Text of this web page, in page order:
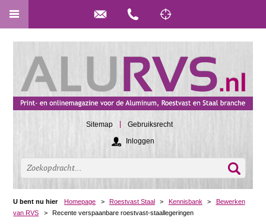
Sitemap
Gebruiksrecht
Inloggen
U bent nu hier Homepage > Roestvast Staal > Kennisbank >
Bewerken
van RVS
> Recente verspaanbare roestvast-staallegeringen